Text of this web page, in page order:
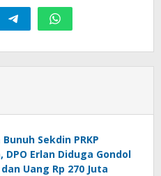
Sekdin PRKP
DPO Erlan Diduga Gondol
Uang Rp 270 Juta